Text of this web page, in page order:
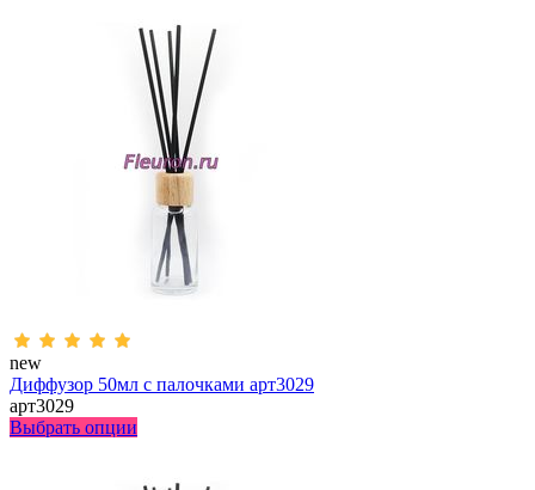
new
Диффузор 50мл с палочками арт3029
арт3029
Выбрать опции